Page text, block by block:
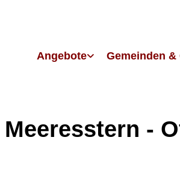
Angebote Gemeinden &
-